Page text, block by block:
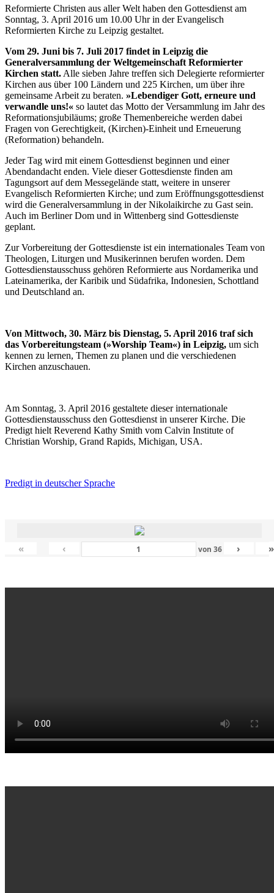
Reformierte Christen aus aller Welt haben den Gottesdienst am
Sonntag, 3. April 2016 um 10.00 Uhr in der Evangelisch
Reformierten Kirche zu Leipzig gestaltet.
Vom 29. Juni bis 7. Juli 2017 findet in Leipzig die
Generalversammlung der Weltgemeinschaft Reformierter
Kirchen statt.Alle sieben Jahre treffen sich Delegierte reformierter
Kirchen aus über 100 Ländern und 225 Kirchen, um über ihre
gemeinsame Arbeit zu beraten. »Lebendiger Gott, erneure und
verwandle uns!« so lautet das Motto der Versammlung im Jahr des
Reformationsjubiläums; große Themenbereiche werden dabei
Fragen von Gerechtigkeit, (Kirchen)-Einheit und Erneuerung
(Reformation) behandeln.
Jeder Tag wird mit einem Gottesdienst beginnen und einer
Abendandacht enden. Viele dieser Gottesdienste finden am
Tagungsort auf dem Messegelände statt, weitere in unserer
Evangelisch Reformierten Kirche; und zum Eröffnungsgottesdienst
wird die Generalversammlung in der Nikolaikirche zu Gast sein.
Auch im Berliner Dom und in Wittenberg sind Gottesdienste
geplant.
Zur Vorbereitung der Gottesdienste ist ein internationales Team von
Theologen, Liturgen und Musikerinnen berufen worden. Dem
Gottesdienstausschuss gehören Reformierte aus Nordamerika und
Lateinamerika, der Karibik und Südafrika, Indonesien, Schottland
und Deutschland an.
Von Mittwoch, 30. März bis Dienstag, 5. April 2016 traf sich
das Vorbereitungsteam (»Worship Team«) in Leipzig, um sich
kennen zu lernen, Themen zu planen und die verschiedenen
Kirchen anzuschauen.
Am Sonntag, 3. April 2016 gestaltete dieser internationale
Gottesdienstausschuss den Gottesdienst in unserer Kirche. Die
Predigt hielt Reverend Kathy Smith vom Calvin Institute of
Christian Worship, Grand Rapids, Michigan, USA.
Predigt in deutscher Sprache
« ‹ von 36 › »